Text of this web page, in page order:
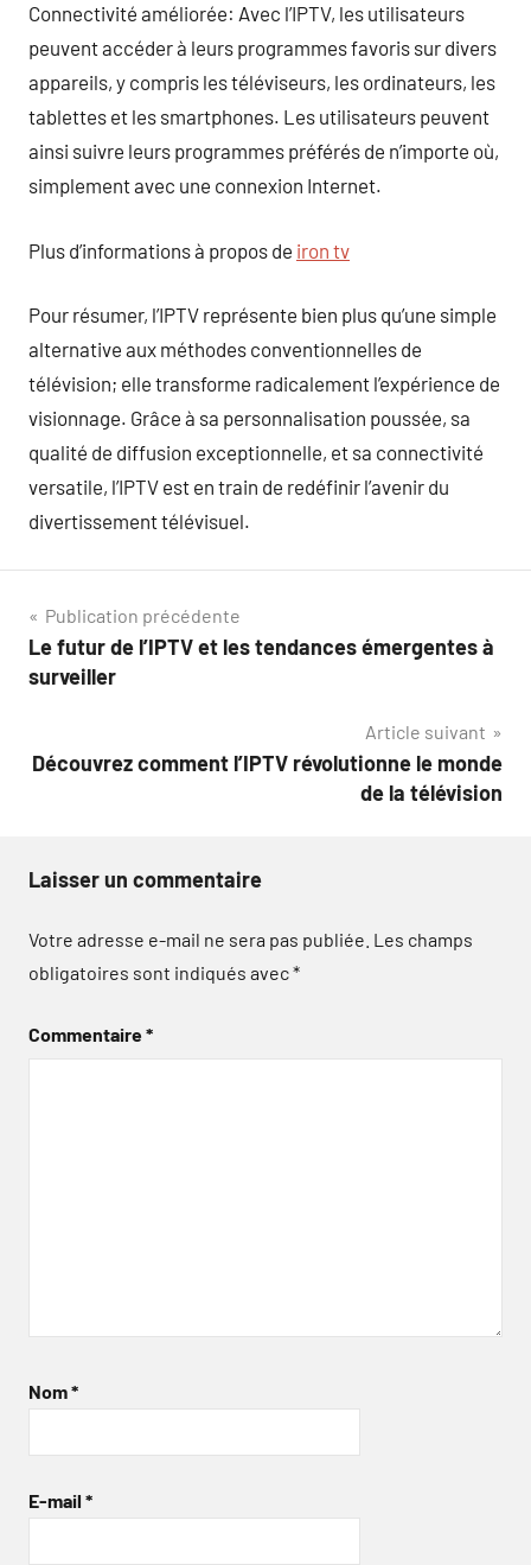
Connectivité améliorée: Avec l’IPTV, les utilisateurs
peuvent accéder à leurs programmes favoris sur divers
appareils, y compris les téléviseurs, les ordinateurs, les
tablettes et les smartphones. Les utilisateurs peuvent
ainsi suivre leurs programmes préférés de n’importe où,
simplement avec une connexion Internet.
Plus d’informations à propos de iron tv
Pour résumer, l’IPTV représente bien plus qu’une simple
alternative aux méthodes conventionnelles de
télévision; elle transforme radicalement l’expérience de
visionnage. Grâce à sa personnalisation poussée, sa
qualité de diffusion exceptionnelle, et sa connectivité
versatile, l’IPTV est en train de redéfinir l’avenir du
divertissement télévisuel.
Navigation
de
Publication précédente
Le futur de l’IPTV et les tendances émergentes à
surveiller
Article suivant
Découvrez comment l’IPTV révolutionne le monde
de la télévision
Laisser un commentaire
Votre adresse e-mail ne sera pas publiée. Les champs
obligatoires sont indiqués avec*
Commentaire*
Nom*
E-mail *